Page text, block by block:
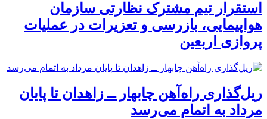
استقرار تیم مشترک نظارتی سازمان
هواپیمایی، بازرسی و تعزیرات در عملیات
پروازی اربعین
ریل‌گذاری راه‌آهن چابهار ــ زاهدان تا پایان
مرداد به اتمام می‌رسد